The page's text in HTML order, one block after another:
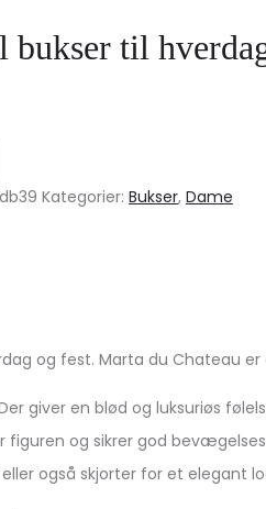
til
Kategorier: Bukser, Dame
og fest. Marta du Chateau
giver en blød og luksuriøs
og sikrer god
også skjorter for et elegant